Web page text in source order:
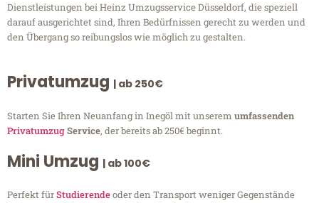
Dienstleistungen bei Heinz Umzugsservice Düsseldorf, die speziell
darauf ausgerichtet sind, Ihren Bedürfnissen gerecht zu werden und
den Übergang so reibungslos wie möglich zu gestalten.
Privatumzug | ab 250€
Starten Sie Ihren Neuanfang in Inegöl mit unserem umfassenden
PrivatumzugService, der bereits ab 250€ beginnt.
Mini Umzug | ab 100€
Perfekt fürStudierendeoder den Transport weniger Gegenstände